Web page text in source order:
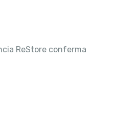
ReStore conferma